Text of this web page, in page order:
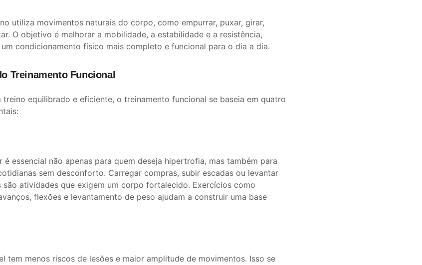
utiliza movimentos naturais do corpo, como empurrar, puxar, girar,
O objetivo é melhorar a mobilidade, a estabilidade e a resistência,
condicionamento físico mais completo e funcional para o dia a dia.
Treinamento Funcional
treino equilibrado e eficiente, o treinamento funcional se baseia em quatro
é essencial não apenas para quem deseja hipertrofia, mas também para
sem desconforto. Carregar compras, subir escadas ou levantar
são atividades que exigem um corpo fortalecido. Exercícios como
flexões e levantamento de peso ajudam a construir uma base
tem menos riscos de lesões e maior amplitude de movimentos. Isso se